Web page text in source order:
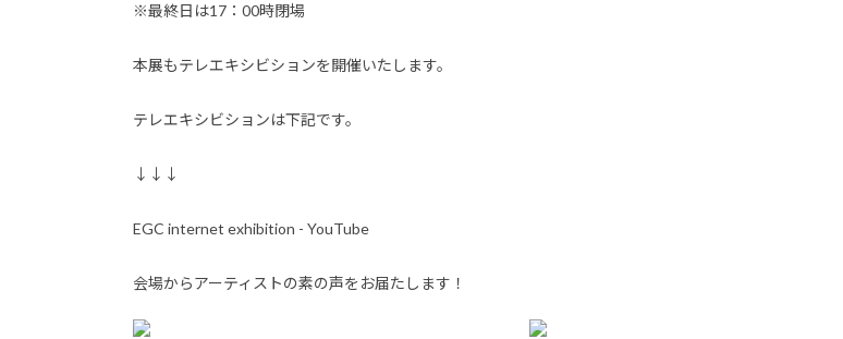
※最終日は17：00時閉場
本展もテレエキシビションを開催いたします。
テレエキシビションは下記です。
↓↓↓
EGC internet exhibition - YouTube
会場からアーティストの素の声をお届たします！